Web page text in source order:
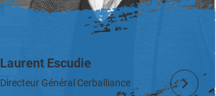
Laurent Escudie
Directeur Général Cerballiance